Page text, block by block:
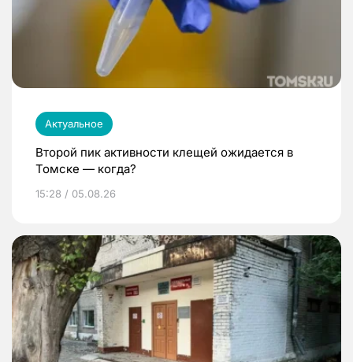
Актуальное
Второй пик активности клещей ожидается в
Томске — когда?
15:28 / 05.08.26